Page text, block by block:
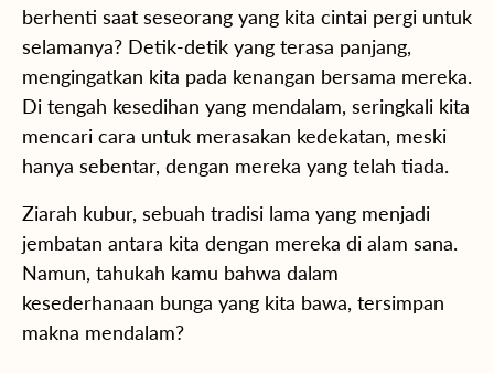
berhenti saat seseorang yang kita cintai pergi untuk
selamanya? Detik-detik yang terasa panjang,
mengingatkan kita pada kenangan bersama mereka.
Di tengah kesedihan yang mendalam, seringkali kita
mencari cara untuk merasakan kedekatan, meski
hanya sebentar, dengan mereka yang telah tiada.
Ziarah kubur, sebuah tradisi lama yang menjadi
jembatan antara kita dengan mereka di alam sana.
Namun, tahukah kamu bahwa dalam
kesederhanaan bunga yang kita bawa, tersimpan
makna mendalam?